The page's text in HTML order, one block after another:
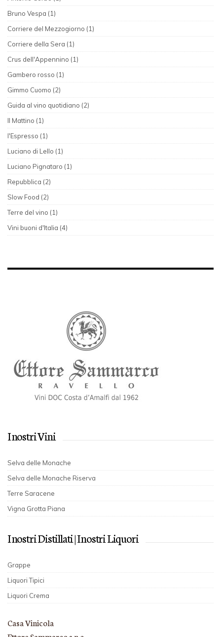
Bruno Vespa (1)
Corriere del Mezzogiorno (1)
Corriere della Sera (1)
Crus dell'Appennino (1)
Gambero rosso (1)
Gimmo Cuomo (2)
Guida al vino quotidiano (2)
Il Mattino (1)
l'Espresso (1)
Luciano di Lello (1)
Luciano Pignataro (1)
Repubblica (2)
Slow Food (2)
Terre del vino (1)
Vini buoni d'Italia (4)
I nostri Vini
Selva delle Monache
Selva delle Monache Riserva
Terre Saracene
Vigna Grotta Piana
I nostri Distillati | I nostri Liquori
Grappe
Liquori Tipici
Liquori Crema
Casa Vinicola